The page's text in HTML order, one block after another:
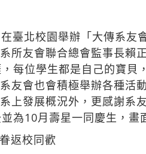
臺北校園舉辦「大傳系友
所友會聯合總會監事長賴
每位學生都是自己的寶貝
友會也會積極舉辦各種活
上發展概況外，更感謝系
為10月壽星一同慶生，畫
返校同歡